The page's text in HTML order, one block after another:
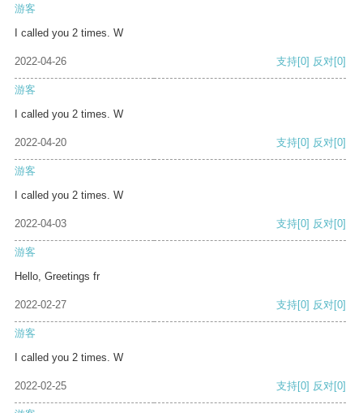
游客
I called you 2 times. W
2022-04-26 支持[0] 反对[0]
游客
I called you 2 times. W
2022-04-20 支持[0] 反对[0]
游客
I called you 2 times. W
2022-04-03 支持[0] 反对[0]
游客
Hello, Greetings fr
2022-02-27 支持[0] 反对[0]
游客
I called you 2 times. W
2022-02-25 支持[0] 反对[0]